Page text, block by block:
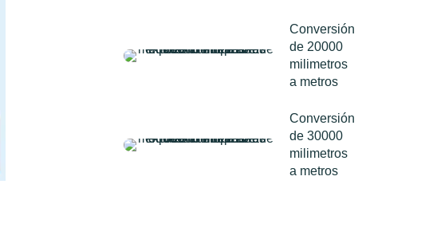
Conversión
de 20000
milimetros
a metros
Conversión
de 30000
milimetros
a metros